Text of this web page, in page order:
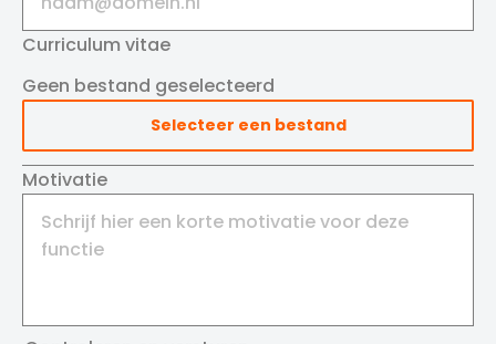
Curriculum vitae
Geen bestand geselecteerd
Selecteer een bestand
Motivatie